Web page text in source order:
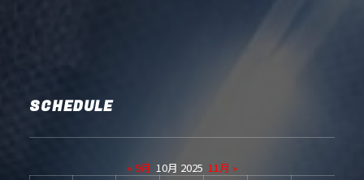
SCHEDULE
« 9月 10月 2025 11月 »